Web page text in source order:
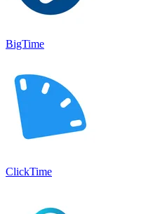
BigTime
ClickTime